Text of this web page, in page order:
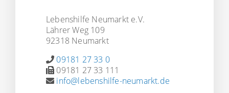
Lebenshilfe Neumarkt e.V.
Lährer Weg 109
92318 Neumarkt
09181 27 33 0
09181 27 33 111
info@lebenshilfe-neumarkt.de